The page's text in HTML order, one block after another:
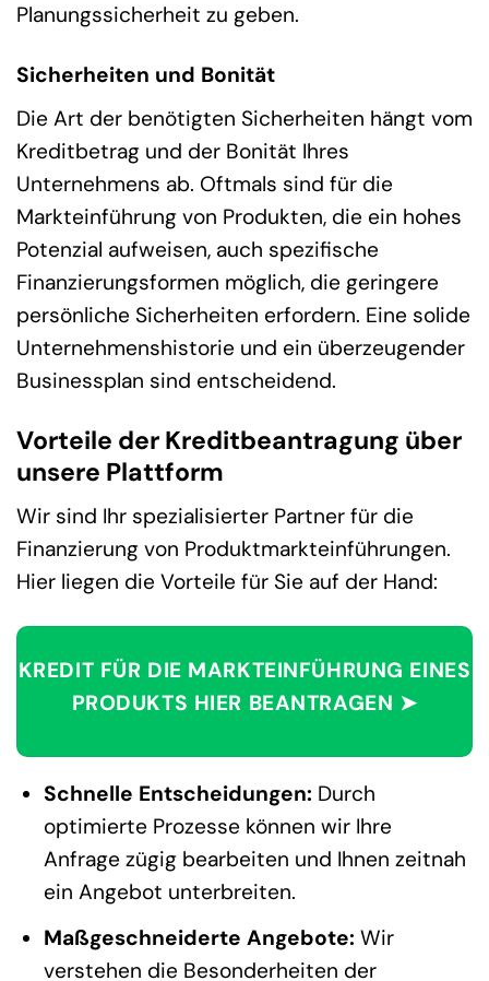
Planungssicherheit zu geben.
Sicherheiten und Bonität
Die Art der benötigten Sicherheiten hängt vom
Kreditbetrag und der Bonität Ihres
Unternehmens ab. Oftmals sind für die
Markteinführung von Produkten, die ein hohes
Potenzial aufweisen, auch spezifische
Finanzierungsformen möglich, die geringere
persönliche Sicherheiten erfordern. Eine solide
Unternehmenshistorie und ein überzeugender
Businessplan sind entscheidend.
Vorteile der Kreditbeantragung über
unsere Plattform
Wir sind Ihr spezialisierter Partner für die
Finanzierung von Produktmarkteinführungen.
Hier liegen die Vorteile für Sie auf der Hand:
KREDIT FÜR DIE MARKTEINFÜHRUNG EINES
PRODUKTS HIER BEANTRAGEN ➤
Schnelle Entscheidungen: Durch
optimierte Prozesse können wir Ihre
Anfrage zügig bearbeiten und Ihnen zeitnah
ein Angebot unterbreiten.
Maßgeschneiderte Angebote: Wir
verstehen die Besonderheiten der